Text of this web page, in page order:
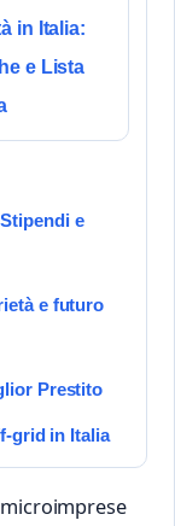
in Italia:
e Lista
e
e futuro
Prestito
grid in Italia